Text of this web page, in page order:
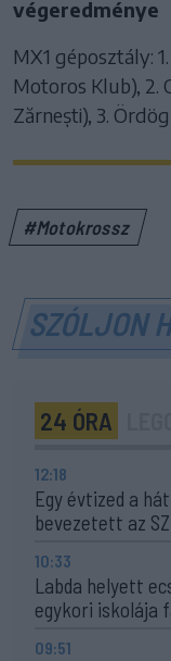
végeredménye
MX1 géposztály:
Motoros Klub), 2.
Zărnești), 3.
#Motokrossz
SZÓLJON
24 ÓRA
12:18
Egy évtized a
bevezetett az
10:33
Labda helyett
egykori iskolája
09:51